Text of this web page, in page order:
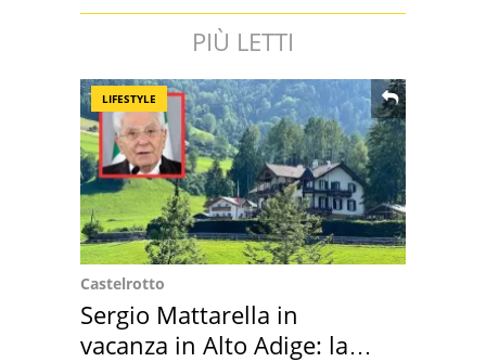
PIÙ LETTI
LIFESTYLE
Castelrotto
Sergio Mattarella in
vacanza in Alto Adige: la